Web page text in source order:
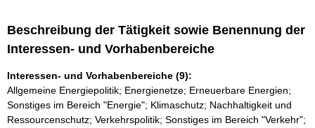
Beschreibung der Tätigkeit sowie Benennung der
Interessen- und Vorhabenbereiche
Interessen- und Vorhabenbereiche (9):
Allgemeine Energiepolitik; Energienetze; Erneuerbare Energien;
Sonstiges im Bereich "Energie"; Klimaschutz; Nachhaltigkeit und
Ressourcenschutz; Verkehrspolitik; Sonstiges im Bereich "Verkehr";